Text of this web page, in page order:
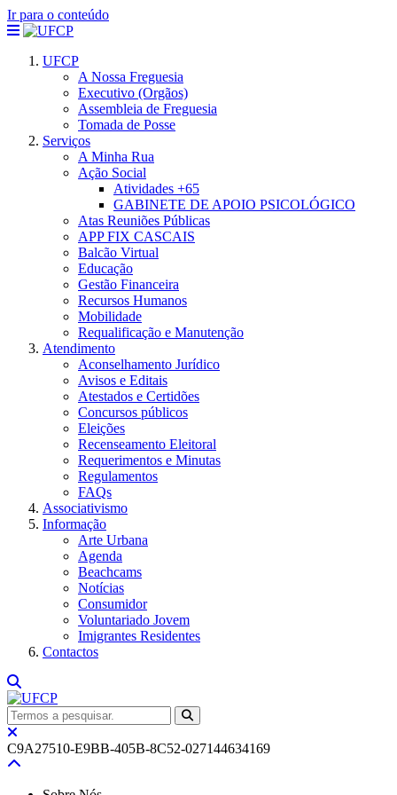
Ir para o conteúdo
UFCP
A Nossa Freguesia
Executivo (Orgãos)
Assembleia de Freguesia
Tomada de Posse
Serviços
A Minha Rua
Ação Social
Atividades +65
GABINETE DE APOIO PSICOLÓGICO
Atas Reuniões Públicas
APP FIX CASCAIS
Balcão Virtual
Educação
Gestão Financeira
Recursos Humanos
Mobilidade
Requalificação e Manutenção
Atendimento
Aconselhamento Jurídico
Avisos e Editais
Atestados e Certidões
Concursos públicos
Eleições
Recenseamento Eleitoral
Requerimentos e Minutas
Regulamentos
FAQs
Associativismo
Informação
Arte Urbana
Agenda
Beachcams
Notícias
Consumidor
Voluntariado Jovem
Imigrantes Residentes
Contactos
C9A27510-E9BB-405B-8C52-027144634169